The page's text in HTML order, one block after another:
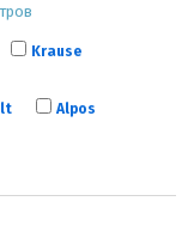
Krause
Alpos